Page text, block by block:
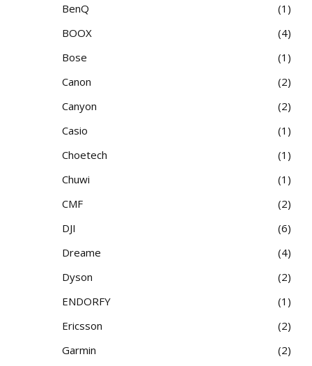
BenQ
1
BOOX
4
Bose
1
Canon
2
Canyon
2
Casio
1
Choetech
1
Chuwi
1
CMF
2
DJI
6
Dreame
4
Dyson
2
ENDORFY
1
Ericsson
2
Garmin
2